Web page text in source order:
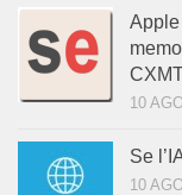
10
Se
10